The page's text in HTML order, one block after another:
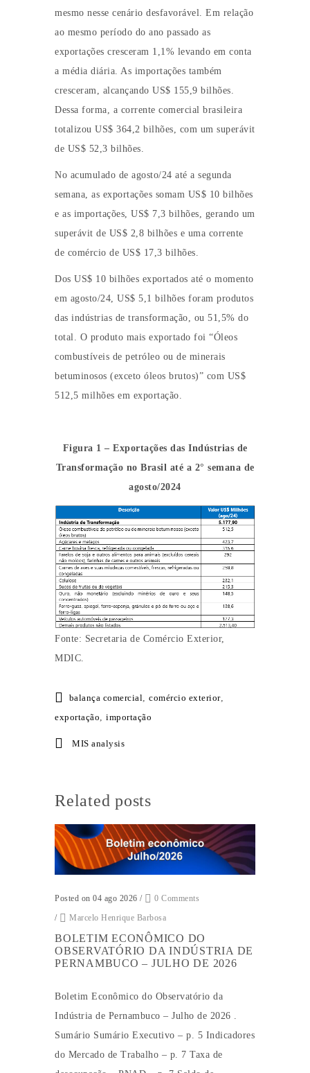
mesmo nesse cenário desfavorável. Em relação
ao mesmo período do ano passado as
exportações cresceram 1,1% levando em conta
a média diária. As importações também
cresceram, alcançando US$ 155,9 bilhões.
Dessa forma, a corrente comercial brasileira
totalizou US$ 364,2 bilhões, com um superávit
de US$ 52,3 bilhões.
No acumulado de agosto/24 até a segunda
semana, as exportações somam US$ 10 bilhões
e as importações, US$ 7,3 bilhões, gerando um
superávit de US$ 2,8 bilhões e uma corrente
de comércio de US$ 17,3 bilhões.
Dos US$ 10 bilhões exportados até o momento
em agosto/24, US$ 5,1 bilhões foram produtos
das indústrias de transformação, ou 51,5% do
total. O produto mais exportado foi “Óleos
combustíveis de petróleo ou de minerais
betuminosos (exceto óleos brutos)” com US$
512,5 milhões em exportação.
Figura 1 – Exportações das Indústrias de
Transformação no Brasil até a 2° semana de
agosto/2024
Fonte: Secretaria de Comércio Exterior,
MDIC.
balança comercial, comércio exterior,
exportação, importação
MIS analysis
Related posts
Posted on 04 ago 2026 /
0 Comments
/
Marcelo Henrique Barbosa
BOLETIM ECONÔMICO DO
OBSERVATÓRIO DA INDÚSTRIA DE
PERNAMBUCO – JULHO DE 2026
Boletim Econômico do Observatório da
Indústria de Pernambuco – Julho de 2026 .
Sumário Sumário Executivo – p. 5 Indicadores
do Mercado de Trabalho – p. 7 Taxa de